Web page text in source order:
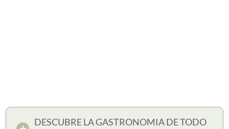
DESCUBRE LA GASTRONOMIA DE TODO